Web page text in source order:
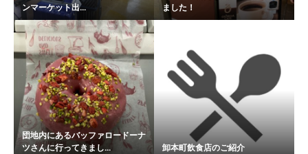
ンマーケット出...
ました！
団地内にあるバッファロードーナ
ツさんに行ってきまし...
卸本町飲食店のご紹介